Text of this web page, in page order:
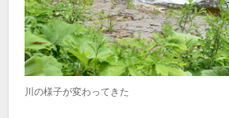
川の様子が変わってきた